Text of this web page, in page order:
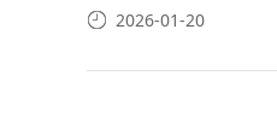
2026-01-20